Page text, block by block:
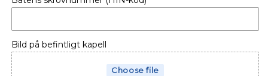
BÅTKAPELL
685
HT
små
BÅTKAPELL
685
HT
små
Bild på befintligt kapell
Choose file